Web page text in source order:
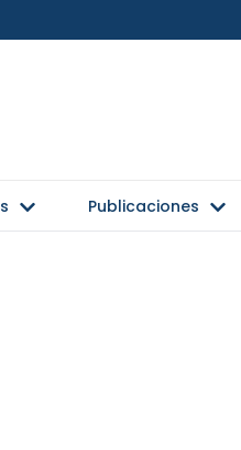
Publicaciones